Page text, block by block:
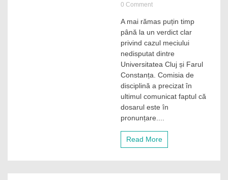
0 Commenton
în
așteptare
în
cazul
Universitatea
Cluj
și
Farul
Constanța
A mai rămas puțin timp
până la un verdict clar
privind cazul meciului
nedisputat dintre
Universitatea Cluj și Farul
Constanța. Comisia de
disciplină a precizat în
ultimul comunicat faptul că
dosarul este în
pronunțare....
Read More